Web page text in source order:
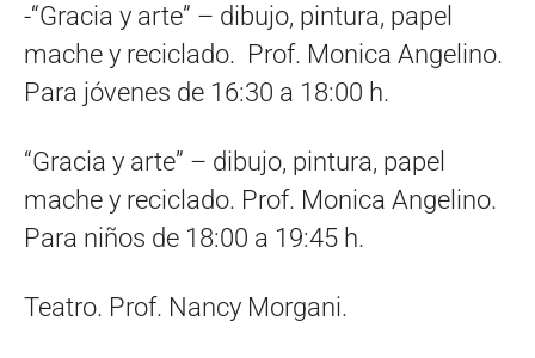
-“Gracia y arte” – dibujo, pintura, papel
mache y reciclado. Prof. Monica Angelino.
Para jóvenes de 16:30 a 18:00 h.
“Gracia y arte” – dibujo, pintura, papel
mache y reciclado. Prof. Monica Angelino.
Para niños de 18:00 a 19:45 h.
Teatro. Prof. Nancy Morgani.